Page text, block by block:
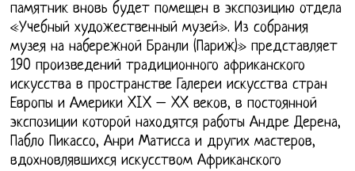
памятник вновь будет помещен в экспозицию отдела
«Учебный художественный музей». Из собрания
музея на набережной Бранли (Париж)» представляет
190 произведений традиционного африканского
искусства в пространстве Галереи искусства стран
Европы и Америки XIX – XX веков, в постоянной
экспозиции которой находятся работы Андре Дерена,
Пабло Пикассо, Анри Матисса и других мастеров,
вдохновлявшихся искусством Африканского